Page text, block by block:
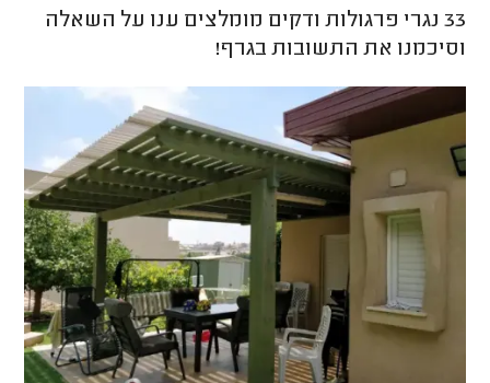
33 נגרי פרגולות ודקים מומלצים ענו על השאלה
וסיכמנו את התשובות בגרף!